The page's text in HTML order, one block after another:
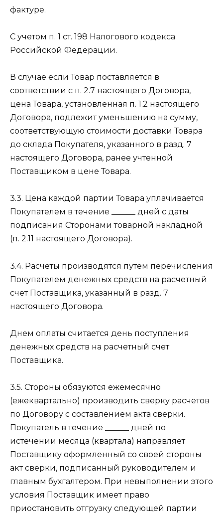
фактуре.
С учетом п. 1 ст. 198 Налогового кодекса
Российской Федерации.
В случае если Товар поставляется в
соответствии с п. 2.7 настоящего Договора,
цена Товара, установленная п. 1.2 настоящего
Договора, подлежит уменьшению на сумму,
соответствующую стоимости доставки Товара
до склада Покупателя, указанного в разд. 7
настоящего Договора, ранее учтенной
Поставщиком в цене Товара.
3.3. Цена каждой партии Товара уплачивается
Покупателем в течение ______ дней с даты
подписания Сторонами товарной накладной
(п. 2.11 настоящего Договора).
3.4. Расчеты производятся путем перечисления
Покупателем денежных средств на расчетный
счет Поставщика, указанный в разд. 7
настоящего Договора.
Днем оплаты считается день поступления
денежных средств на расчетный счет
Поставщика.
3.5. Стороны обязуются ежемесячно
(ежеквартально) производить сверку расчетов
по Договору с составлением акта сверки.
Покупатель в течение ______ дней по
истечении месяца (квартала) направляет
Поставщику оформленный со своей стороны
акт сверки, подписанный руководителем и
главным бухгалтером. При невыполнении этого
условия Поставщик имеет право
приостановить отгрузку следующей партии